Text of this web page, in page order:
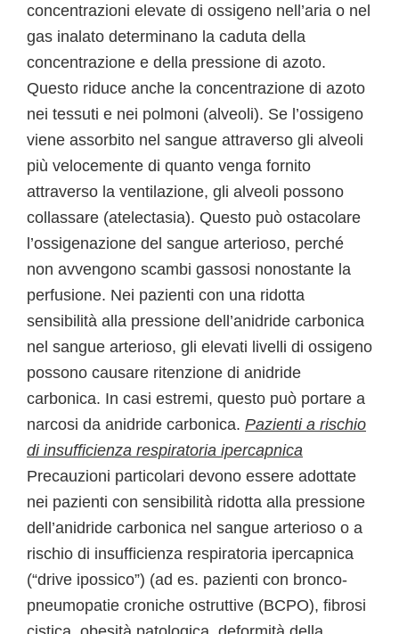
concentrazioni elevate di ossigeno nell’aria o nel
gas inalato determinano la caduta della
concentrazione e della pressione di azoto.
Questo riduce anche la concentrazione di azoto
nei tessuti e nei polmoni (alveoli). Se l’ossigeno
viene assorbito nel sangue attraverso gli alveoli
più velocemente di quanto venga fornito
attraverso la ventilazione, gli alveoli possono
collassare (atelectasia). Questo può ostacolare
l’ossigenazione del sangue arterioso, perché
non avvengono scambi gassosi nonostante la
perfusione. Nei pazienti con una ridotta
sensibilità alla pressione dell’anidride carbonica
nel sangue arterioso, gli elevati livelli di ossigeno
possono causare ritenzione di anidride
carbonica. In casi estremi, questo può portare a
narcosi da anidride carbonica. Pazienti a rischio
di insufficienza respiratoria ipercapnica
Precauzioni particolari devono essere adottate
nei pazienti con sensibilità ridotta alla pressione
dell’anidride carbonica nel sangue arterioso o a
rischio di insufficienza respiratoria ipercapnica
(“drive ipossico”) (ad es. pazienti con bronco-
pneumopatie croniche ostruttive (BCPO), fibrosi